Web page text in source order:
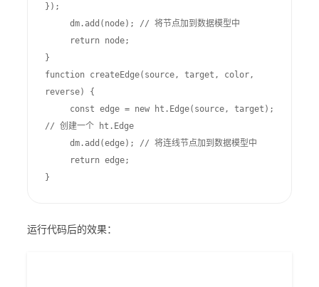
});
}
function createEdge(source, target, color,
reverse) {
// 创建一个 ht.Edge
}
运行代码后的效果：